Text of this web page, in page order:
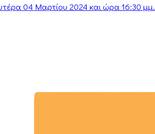
04 Μαρτίου 2024 και ώρα 16:30 μμ.